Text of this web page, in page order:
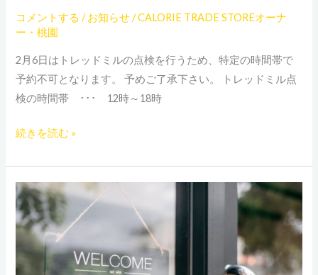
き
ま
コメントする /お知らせ/CALORIE TRADE STOREオーナ
ー・桃園
2月6日はトレッドミルの点検を行うため、特定の時間帯で
予約不可となります。 予めご了承下さい。 トレッドミル点
検の時間帯 ･･･ 12時～18時
6
ト
レ
ッ
ミ
検
日
続きを読む »
月
額
会
員
の